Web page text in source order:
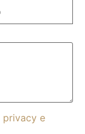
privacy e